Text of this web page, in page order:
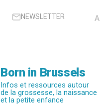
NEWSLETTER A
Born in Brussels
Infos et ressources autour
de la grossesse, la naissance
et la petite enfance